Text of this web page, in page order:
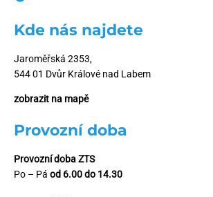
Kde nás najdete
Jaroměřská 2353,
544 01 Dvůr Králové nad Labem
zobrazit na mapě
Provozní doba
Provozní doba ZTS
Po – Pá od 6.00 do 14.30